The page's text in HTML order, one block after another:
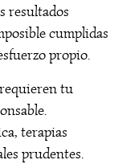
resultados
cumplidas
propio.
tu
terapias
prudentes.